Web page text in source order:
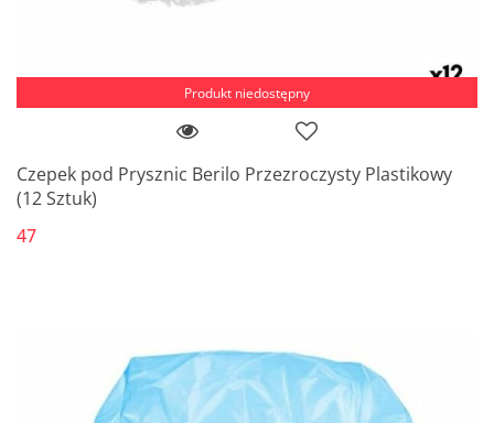
Produkt niedostępny
Czepek pod Prysznic Berilo Przezroczysty Plastikowy
(12 Sztuk)
47